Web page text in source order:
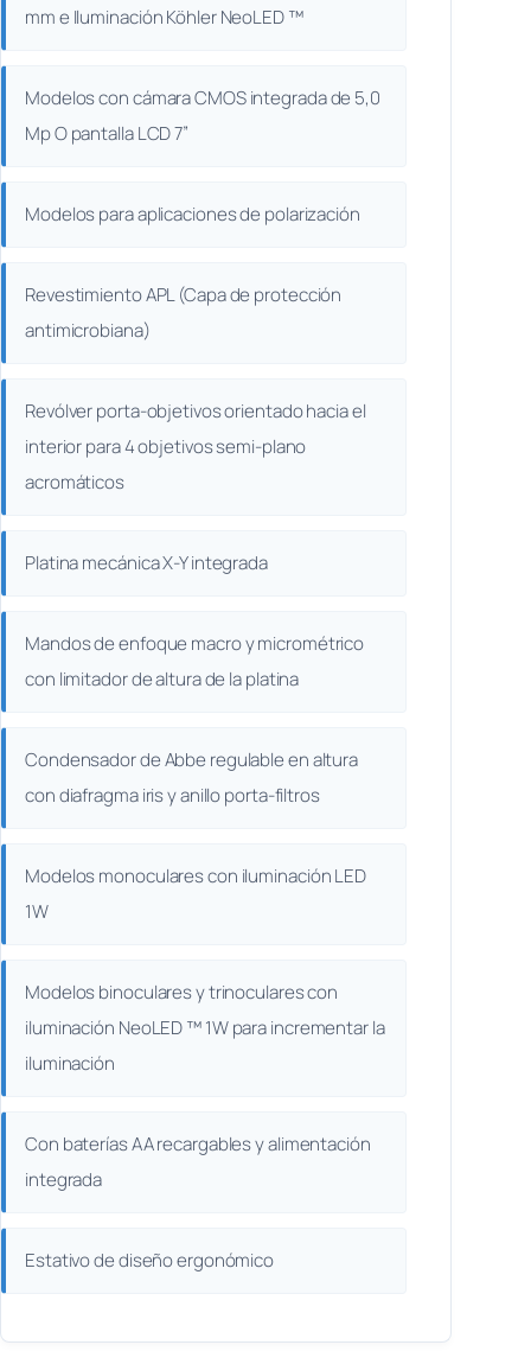
mm e Iluminación Köhler NeoLED ™
Modelos con cámara CMOS integrada de 5,0
Mp O pantalla LCD 7”
Modelos para aplicaciones de polarización
Revestimiento APL (Capa de protección
antimicrobiana)
Revólver porta-objetivos orientado hacia el
interior para 4 objetivos semi-plano
acromáticos
Platina mecánica X-Y integrada
Mandos de enfoque macro y micrométrico
con limitador de altura de la platina
Condensador de Abbe regulable en altura
con diafragma iris y anillo porta-filtros
Modelos monoculares con iluminación LED
1W
Modelos binoculares y trinoculares con
iluminación NeoLED ™ 1W para incrementar la
iluminación
Con baterías AA recargables y alimentación
integrada
Estativo de diseño ergonómico